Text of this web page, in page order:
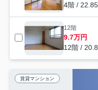
4階 /
12階
9.7万円
12階 /
賃貸マンション